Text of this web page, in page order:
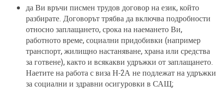
да Ви връчи писмен трудов договор на език, който
разбирате. Договорът трябва да включва подробности
относно заплащането, срока на наемането Ви,
работното време, социални придобивки (например
транспорт, жилищно настаняване, храна или средства
за готвене), както и всякакви удръжки от заплащането.
Наетите на работа с виза Н-2А не подлежат на удръжки
за социални и здравни осигуровки в САЩ;